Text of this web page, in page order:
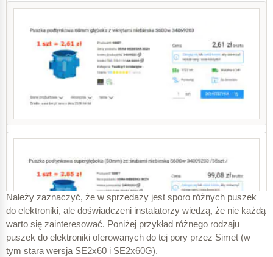
Należy zaznaczyć, że w sprzedaży jest sporo różnych puszek
do elektroniki, ale doświadczeni instalatorzy wiedzą, że nie każdą
warto się zainteresować. Poniżej przykład różnego rodzaju
puszek do elektroniki oferowanych do tej pory przez Simet (w
tym stara wersja SE2x60 i SE2x60G).